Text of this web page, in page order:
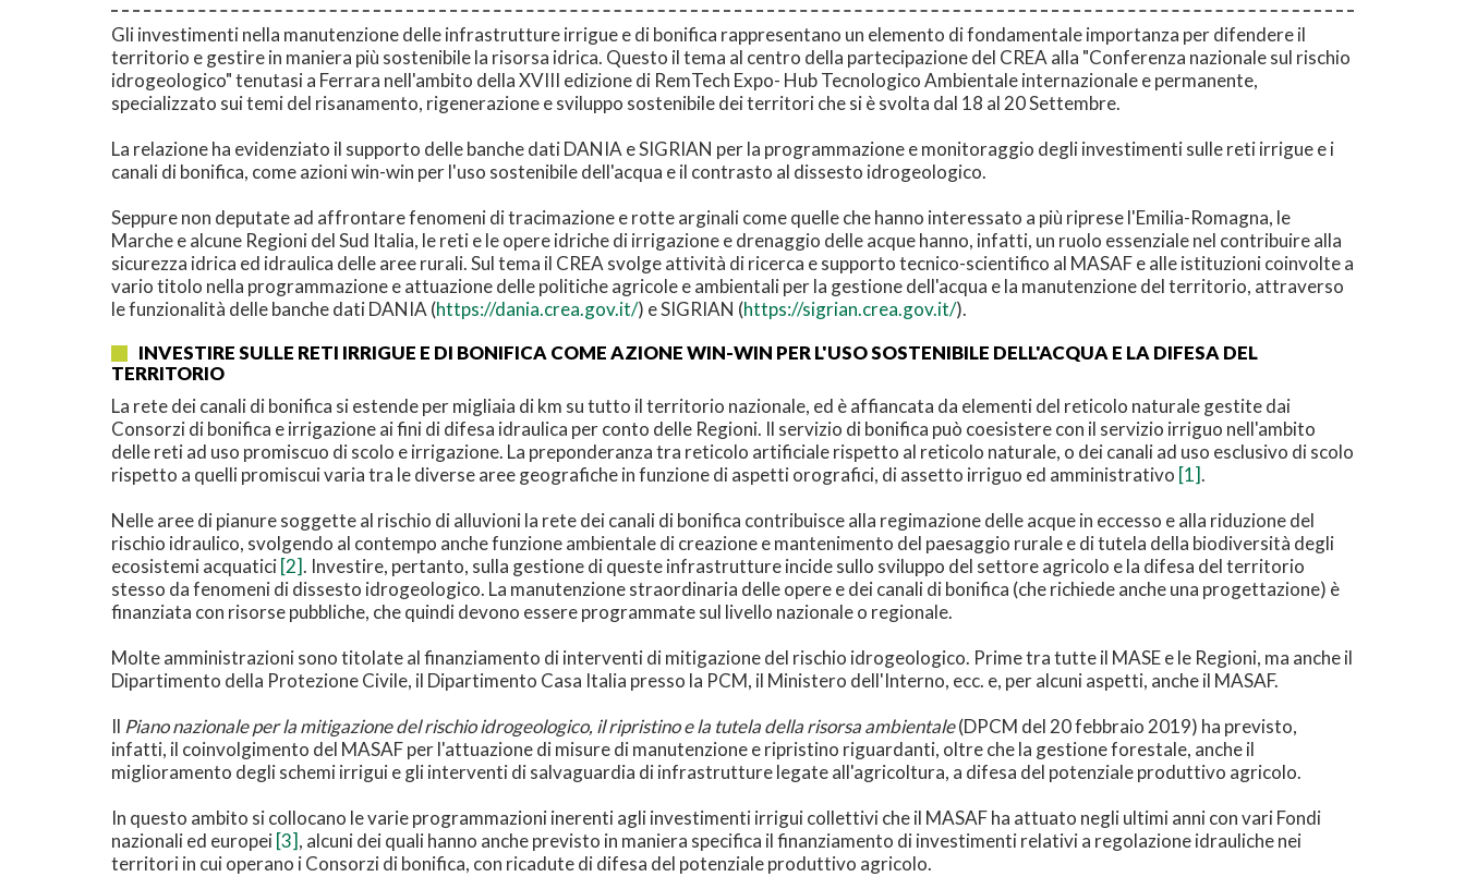
Gli investimenti nella manutenzione delle infrastrutture irrigue e di bonifica rappresentano un elemento di fondamentale importanza per difendere il
territorio e gestire in maniera più sostenibile la risorsa idrica. Questo il tema al centro della partecipazione del CREA alla "Conferenza nazionale sul rischio
idrogeologico" tenutasi a Ferrara nell'ambito della XVIII edizione di RemTech Expo- Hub Tecnologico Ambientale internazionale e permanente,
specializzato sui temi del risanamento, rigenerazione e sviluppo sostenibile dei territori che si è svolta dal 18 al 20 Settembre.
La relazione ha evidenziato il supporto delle banche dati DANIA e SIGRIAN per la programmazione e monitoraggio degli investimenti sulle reti irrigue e i
canali di bonifica, come azioni win-win per l'uso sostenibile dell'acqua e il contrasto al dissesto idrogeologico.
Seppure non deputate ad affrontare fenomeni di tracimazione e rotte arginali come quelle che hanno interessato a più riprese l'Emilia-Romagna, le
Marche e alcune Regioni del Sud Italia, le reti e le opere idriche di irrigazione e drenaggio delle acque hanno, infatti, un ruolo essenziale nel contribuire alla
sicurezza idrica ed idraulica delle aree rurali. Sul tema il CREA svolge attività di ricerca e supporto tecnico-scientifico al MASAF e alle istituzioni coinvolte a
vario titolo nella programmazione e attuazione delle politiche agricole e ambientali per la gestione dell'acqua e la manutenzione del territorio, attraverso
le funzionalità delle banche dati DANIA (https://dania.crea.gov.it/) e SIGRIAN (https://sigrian.crea.gov.it/).
INVESTIRE SULLE RETI IRRIGUE E DI BONIFICA COME AZIONE WIN-WIN PER L'USO SOSTENIBILE DELL'ACQUA E LA DIFESA DEL
TERRITORIO
La rete dei canali di bonifica si estende per migliaia di km su tutto il territorio nazionale, ed è affiancata da elementi del reticolo naturale gestite dai
Consorzi di bonifica e irrigazione ai fini di difesa idraulica per conto delle Regioni. Il servizio di bonifica può coesistere con il servizio irriguo nell'ambito
delle reti ad uso promiscuo di scolo e irrigazione. La preponderanza tra reticolo artificiale rispetto al reticolo naturale, o dei canali ad uso esclusivo di scolo
rispetto a quelli promiscui varia tra le diverse aree geografiche in funzione di aspetti orografici, di assetto irriguo ed amministrativo [1].
Nelle aree di pianure soggette al rischio di alluvioni la rete dei canali di bonifica contribuisce alla regimazione delle acque in eccesso e alla riduzione del
rischio idraulico, svolgendo al contempo anche funzione ambientale di creazione e mantenimento del paesaggio rurale e di tutela della biodiversità degli
ecosistemi acquatici [2]. Investire, pertanto, sulla gestione di queste infrastrutture incide sullo sviluppo del settore agricolo e la difesa del territorio
stesso da fenomeni di dissesto idrogeologico. La manutenzione straordinaria delle opere e dei canali di bonifica (che richiede anche una progettazione) è
finanziata con risorse pubbliche, che quindi devono essere programmate sul livello nazionale o regionale.
Molte amministrazioni sono titolate al finanziamento di interventi di mitigazione del rischio idrogeologico. Prime tra tutte il MASE e le Regioni, ma anche il
Dipartimento della Protezione Civile, il Dipartimento Casa Italia presso la PCM, il Ministero dell'Interno, ecc. e, per alcuni aspetti, anche il MASAF.
Il Piano nazionale per la mitigazione del rischio idrogeologico, il ripristino e la tutela della risorsa ambientale(DPCM del 20 febbraio 2019) ha previsto,
infatti, il coinvolgimento del MASAF per l'attuazione di misure di manutenzione e ripristino riguardanti, oltre che la gestione forestale, anche il
miglioramento degli schemi irrigui e gli interventi di salvaguardia di infrastrutture legate all'agricoltura, a difesa del potenziale produttivo agricolo.
In questo ambito si collocano le varie programmazioni inerenti agli investimenti irrigui collettivi che il MASAF ha attuato negli ultimi anni con vari Fondi
nazionali ed europei [3], alcuni dei quali hanno anche previsto in maniera specifica il finanziamento di investimenti relativi a regolazione idrauliche nei
territori in cui operano i Consorzi di bonifica, con ricadute di difesa del potenziale produttivo agricolo.